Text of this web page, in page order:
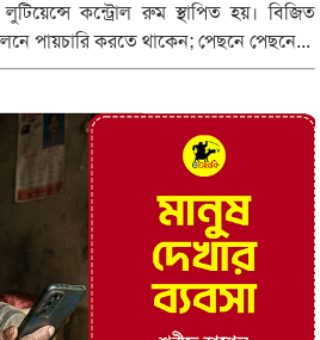
কন্ট্রোল রুম স্থাপিত হয়। বিজিত
পায়চারি করতে থাকেন; পেছনে পেছনে...